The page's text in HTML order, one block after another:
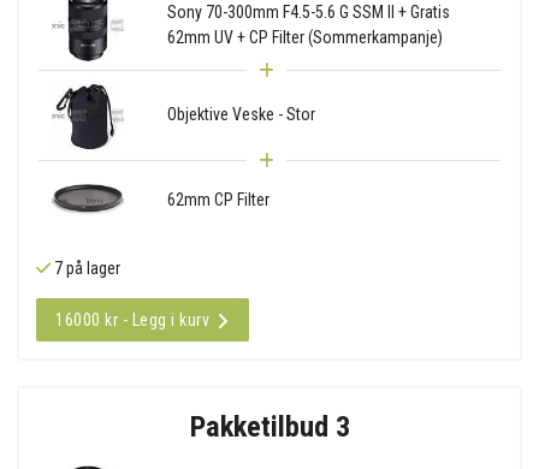
Sony 70-300mm F4.5-5.6 G SSM II + Gratis
62mm UV + CP Filter (Sommerkampanje)
Objektive Veske - Stor
62mm CP Filter
7 på lager
16000 kr - Legg i kurv
Pakketilbud 3